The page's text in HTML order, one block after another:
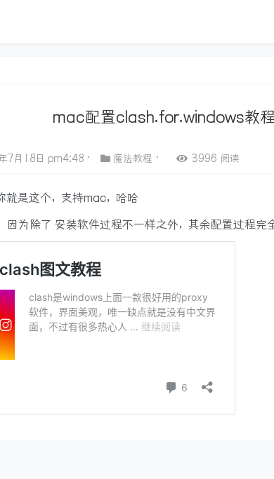
mac配置clash.for.windows教
7月18日 pm4:48 • 魔法教程 • 3996 阅读
就是这个，支持mac，哈哈
为除了 安装软件过程不一样之外，其余配置过程完全